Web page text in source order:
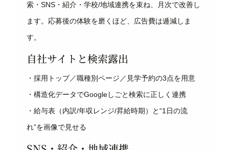
索・SNS・紹介・学校/地域連携を束ね、月次で改善し
ます。応募後の体験を磨くほど、広告費は逓減しま
す。
自社サイトと検索露出
・採用トップ／職種別ページ／見学予約の3点を用意
・構造化データでGoogleしごと検索に正しく連携
・給与表（内訳/年収レンジ/昇給時期）と“1日の流
れ”を画像で見せる